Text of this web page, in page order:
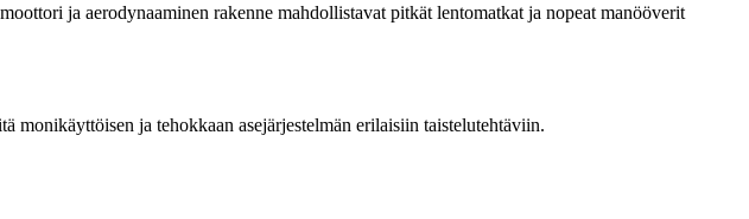
ja aerodynaaminen rakenne mahdollistavat pitkät lentomatkat ja nopeat manööverit
monikäyttöisen ja tehokkaan asejärjestelmän erilaisiin taistelutehtäviin.